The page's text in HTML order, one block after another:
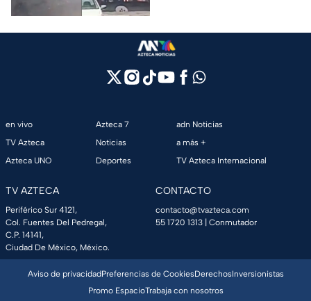
en vivo
TV Azteca
Azteca UNO
Azteca 7
Noticias
Deportes
adn Noticias
a más +
TV Azteca Internacional
TV AZTECA
Periférico Sur 4121,
Col. Fuentes Del Pedregal,
C.P. 14141,
Ciudad De México, México.
CONTACTO
contacto@tvazteca.com
55 1720 1313 | Conmutador
Aviso de privacidadPreferencias de CookiesDerechosInversionistas
Promo EspacioTrabaja con nosotros